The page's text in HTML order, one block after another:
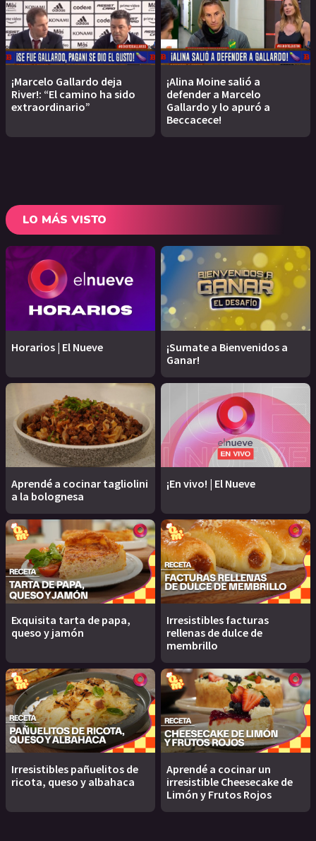
¡Marcelo Gallardo deja
River!: “El camino ha sido
extraordinario”
¡Alina Moine salió a
defender a Marcelo
Gallardo y lo apuró a
Beccacece!
LO MÁS VISTO
Horarios | El Nueve
¡Sumate a Bienvenidos a
Ganar!
Aprendé a cocinar tagliolini
a la bolognesa
¡En vivo! | El Nueve
Exquisita tarta de papa,
queso y jamón
Irresistibles facturas
rellenas de dulce de
membrillo
Irresistibles pañuelitos de
ricota, queso y albahaca
Aprendé a cocinar un
irresistible Cheesecake de
Limón y Frutos Rojos